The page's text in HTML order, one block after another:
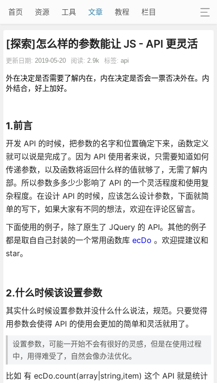
首页 资源 工具 文章 教程 栏目
[探索]怎么样的参数能让 JS - API 更灵活
更新日期: 2019-05-20 阅读: 2.9k 标签: api
外在决定是否需要了解内在，内在决定是否会一票否决外在。内
外结合，好上加好。
1.前言
开发 API 的时候，把参数的名字和位置确定下来，函数定义
就可以说是完成了。因为 API 使用者来说，只需要知道如何
传递参数，以及函数将返回什么样的值就够了，无需了解内
部。所以参数多多少少影响了 API 的一个灵活程度和使用复
杂程度。在设计 API 的时候，应该怎么设计参数，下面就简
单的写下，如果大家有不同的想法，欢迎在评论区留言。
下面使用的例子，除了原生了 JQuery 的 API。其他的例子
都是取自自己封装的一个常用函数库 ecDo 。欢迎提建议和
star。
2.什么时候该设置参数
其实什么时候设置参数并没什么什么说法，规范。只要觉得
用参数会使得 API 的使用会更加的简单和灵活就用了。
设置参数，可能一开始不会有很好的灵感，但是在使用过程
中，用得难受了，自然会像办法优化。
比如 有 ecDo.count(array|string,item) 这个 API 就是统计